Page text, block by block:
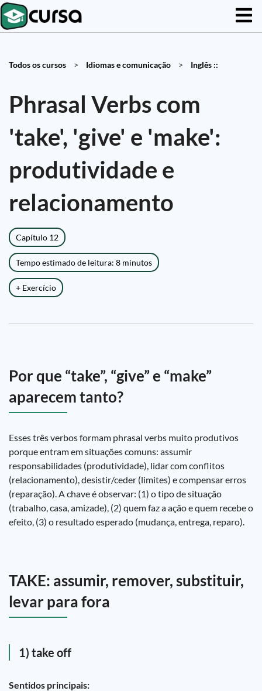
Todos os cursos > Idiomas e comunicação > Inglês ::
Phrasal Verbs com
'take', 'give' e 'make':
produtividade e
relacionamento
Capítulo 12
Tempo estimado de leitura: 8 minutos
+ Exercício
Por que “take”, “give” e “make”
aparecem tanto?
Esses três verbos formam phrasal verbs muito produtivos
porque entram em situações comuns: assumir
responsabilidades (produtividade), lidar com conflitos
(relacionamento), desistir/ceder (limites) e compensar erros
(reparação). A chave é observar: (1) o tipo de situação
(trabalho, casa, amizade), (2) quem faz a ação e quem recebe o
efeito, (3) o resultado esperado (mudança, entrega, reparo).
TAKE: assumir, remover, substituir,
levar para fora
1) take off
Sentidos principais: